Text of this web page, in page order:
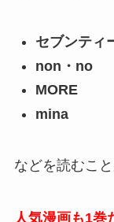
セブンティ
non・no
MORE
mina
などを読むこと
人気漫画も1巻